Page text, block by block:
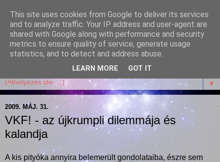
Garffyka
Szösszenetek a konyhámból, az életemből. Mosollyal,
receptekkel, vidámsággal, marcipánnal, csokival.
▼
2009. MÁJ. 31.
VKF! - az újkrumpli dilemmája és
kalandja
A kis pityóka annyira belemerült gondolataiba, észre sem
This site uses cookies from Google to deliver its services
and to analyze traffic. Your IP address and user-agent are
shared with Google along with performance and security
metrics to ensure quality of service, generate usage
statistics, and to detect and address abuse.
LEARN MORE GOT IT